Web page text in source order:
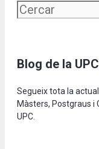
Blog de la
Segueix tota la
Màsters, Postgraus i
UPC.